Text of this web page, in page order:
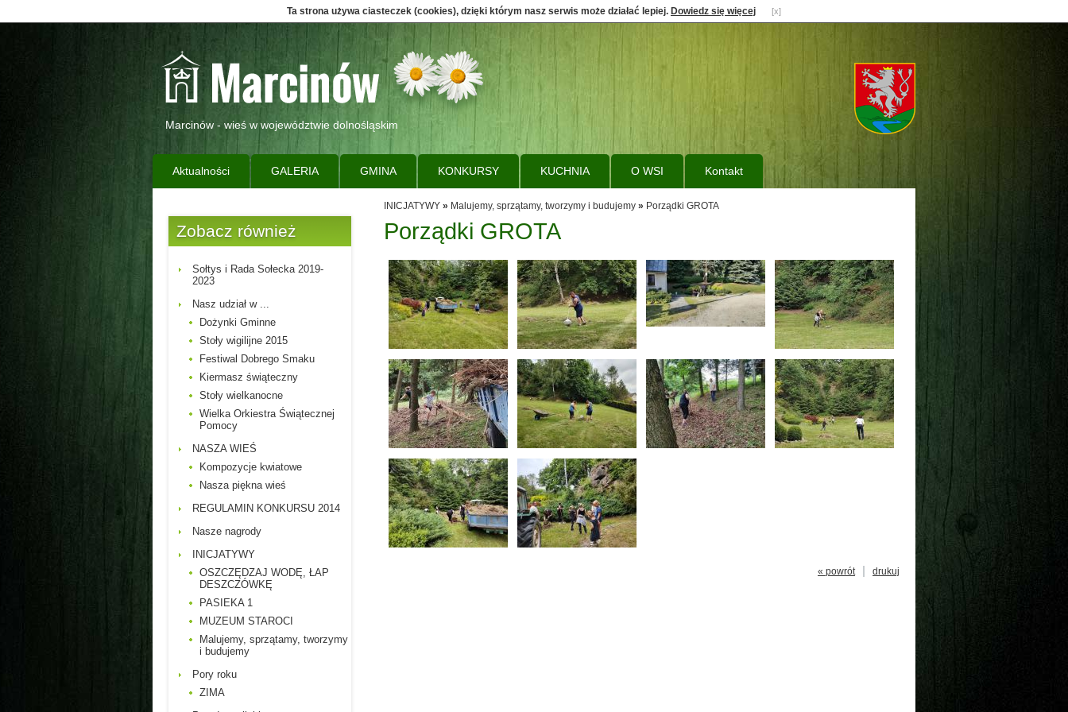
Ta strona używa ciasteczek (cookies), dzięki którym nasz serwis może działać lepiej. Dowiedz się więcej [x]
Marcinów - wieś w województwie dolnośląskim
Aktualności GALERIA GMINA KONKURSY KUCHNIA O WSI Kontakt
Zobacz również
Sołtys i Rada Sołecka 2019-
2023
Nasz udział w ...
Dożynki Gminne
Stoły wigilijne 2015
Festiwal Dobrego Smaku
Kiermasz świąteczny
Stoły wielkanocne
Wielka Orkiestra Świątecznej
Pomocy
NASZA WIEŚ
Kompozycje kwiatowe
Nasza piękna wieś
REGULAMIN KONKURSU 2014
Nasze nagrody
INICJATYWY
OSZCZĘDZAJ WODĘ, ŁAP
DESZCZÓWKĘ
PASIEKA 1
MUZEUM STAROCI
Malujemy, sprzątamy, tworzymy
i budujemy
Pory roku
ZIMA
Porządki GROTA
INICJATYWY» Malujemy, sprzątamy, tworzymy i budujemy» Porządki GROTA
drukuj
« powrót